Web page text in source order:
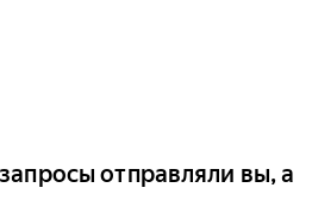
отправляли вы, а